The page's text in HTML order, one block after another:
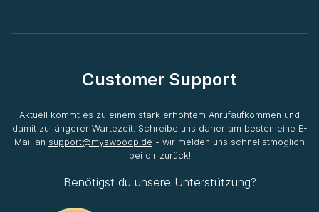
Customer Support
Aktuell kommt es zu einem stark erhöhtem Anrufaufkommen und
damit zu längerer Wartezeit. Schreibe uns daher am besten eine E-
Mail an support@myswooop.de - wir melden uns schnellstmöglich
bei dir zurück!
Benötigst du unsere Unterstützung?